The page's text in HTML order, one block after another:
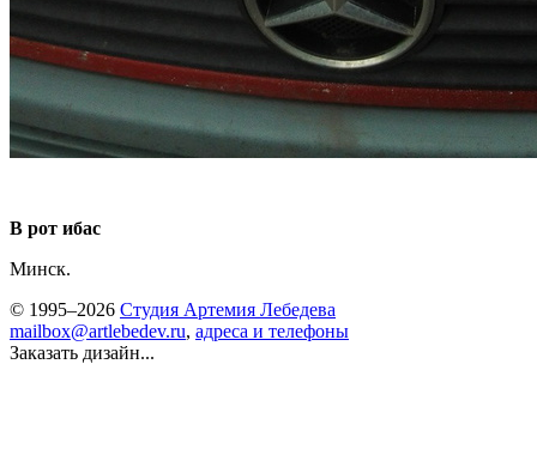
В рот ибас
Минск.
© 1995–2026 Студия Артемия Лебедева
mailbox@artlebedev.ru, адреса и телефоны
Заказать дизайн...